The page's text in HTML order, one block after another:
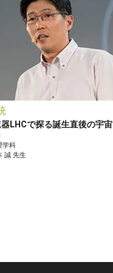
LHCで探る誕生直後の宇宙
学科
誠 先生